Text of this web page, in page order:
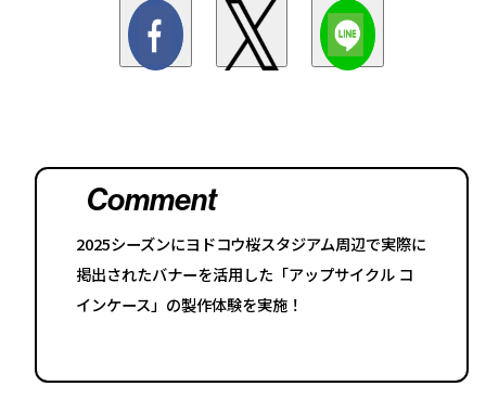
Comment
2025シーズンにヨドコウ桜スタジアム周辺で実際に
掲出されたバナーを活用した「アップサイクル コ
インケース」の製作体験を実施！